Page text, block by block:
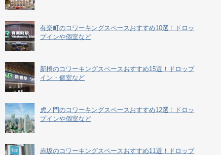
有楽町のコワーキングスペースおすすめ10選！ドロッ
プインや個室など
新橋のコワーキングスペースおすすめ15選！ドロップ
イン・個室など
虎ノ門のコワーキングスペースおすすめ12選！ドロッ
プインや個室など
赤坂のコワーキングスペースおすすめ11選！ドロップ